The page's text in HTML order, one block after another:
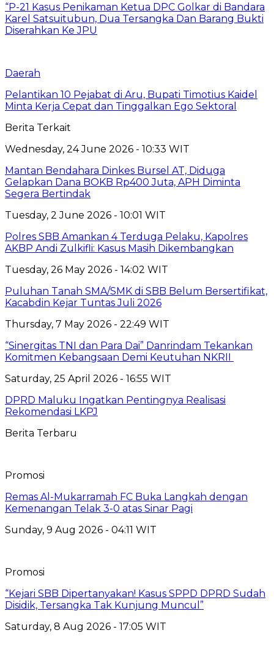
“P-21 Kasus Penikaman Ketua DPC Golkar di Bandara
Karel Satsuitubun, Dua Tersangka Dan Barang Bukti
Diserahkan Ke JPU
Daerah
Pelantikan 10 Pejabat di Aru, Bupati Timotius Kaidel
Minta Kerja Cepat dan Tinggalkan Ego Sektoral
Berita Terkait
Wednesday, 24 June 2026 - 10:33 WIT
Mantan Bendahara Dinkes Bursel AT, Diduga
Gelapkan Dana BOKB Rp400 Juta, APH Diminta
Segera Bertindak
Tuesday, 2 June 2026 - 10:01 WIT
Polres SBB Amankan 4 Terduga Pelaku, Kapolres
AKBP Andi Zulkifli: Kasus Masih Dikembangkan
Tuesday, 26 May 2026 - 14:02 WIT
Puluhan Tanah SMA/SMK di SBB Belum Bersertifikat,
Kacabdin Kejar Tuntas Juli 2026
Thursday, 7 May 2026 - 22:49 WIT
“Sinergitas TNI dan Para Dai” Danrindam Tekankan
Komitmen Kebangsaan Demi Keutuhan NKRII ‎
Saturday, 25 April 2026 - 16:55 WIT
DPRD Maluku Ingatkan Pentingnya Realisasi
Rekomendasi LKPJ
Berita Terbaru
Promosi
Remas Al-Mukarramah FC Buka Langkah dengan
Kemenangan Telak 3-0 atas Sinar Pagi
Sunday, 9 Aug 2026 - 04:11 WIT
Promosi
“Kejari SBB Dipertanyakan! Kasus SPPD DPRD Sudah
Disidik, Tersangka Tak Kunjung Muncul”
Saturday, 8 Aug 2026 - 17:05 WIT